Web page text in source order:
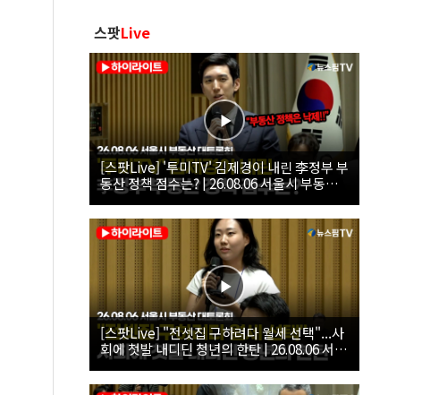
스팟Live
[스팟Live] '투미TV' 김제경이 내린 李정부 부
동산 정책 점수는? | 26.08.06 서울시 부동산
대토론회
[스팟Live] "전셋집 구하려다 월세 선택"...사
회에 첫발 내디딘 청년의 한탄 | 26.08.06 서울
시 부동산 대토론회